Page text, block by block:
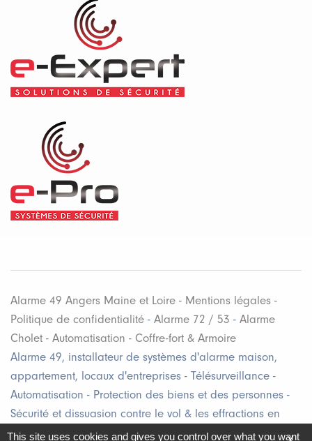
Alarme 49 Angers Maine et Loire - Mentions légales -
Politique de confidentialité - Alarme 72 / 53 - Alarme
Cholet - Automatisation - Coffre-fort & Armoire
Alarme 49, installateur de systèmes d'alarme maison,
appartement, locaux d'entreprises - Télésurveillance -
Automatisation - Protection des biens et des personnes -
Sécurité et dissuasion contre le vol & les effractions en
Maine et Loire (49), Loire Atlantique (44), Mayenne (53), &
This site uses cookies and gives you control over what you want